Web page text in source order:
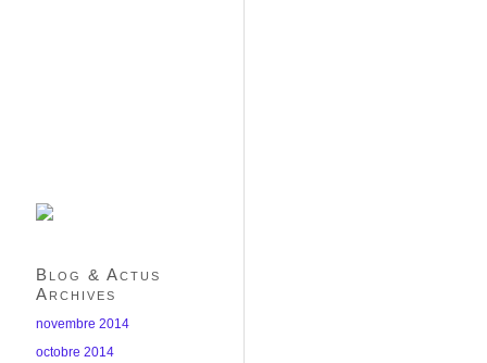
Blog & Actus
Archives
novembre 2014
octobre 2014